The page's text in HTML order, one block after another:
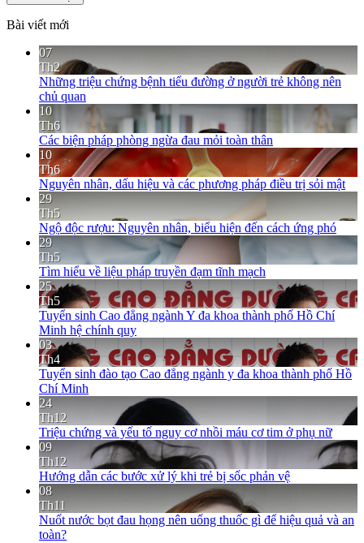
Bài viết mới
07
Th2
Những triệu chứng bệnh tiểu đường ở người trẻ không nên
chủ quan
10
Th6
Các biện pháp phòng ngừa đau mỏi toàn thân
10
Th6
Nguyên nhân, dấu hiệu và các phương pháp điều trị sỏi mật
29
Th5
Ngộ độc rượu: Nguyên nhân, biểu hiện đến cách ứng phó
29
Th5
Tìm hiểu về liệu pháp truyền đạm tĩnh mạch
25
Th5
Tuyển sinh Cao đẳng ngành Y đa khoa thành phố Hồ Chí
Minh hệ chính quy
03
Th4
Tuyển sinh đào tạo Cao đẳng ngành y đa khoa thành phố Hồ
Chí Minh
24
Th12
Triệu chứng và yếu tố nguy cơ nhồi máu cơ tim ở phụ nữ
09
Th12
Hướng dẫn các bước xử lý khi trẻ bị sốc phản vệ
08
Th11
Nuốt nước bọt đau họng nên uống thuốc gì để hiệu quả và an
toàn?